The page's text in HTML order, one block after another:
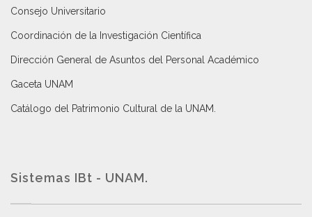
Consejo Universitario
Coordinación de la Investigación Científica
Dirección General de Asuntos del Personal Académico
Gaceta UNAM
Catálogo del Patrimonio Cultural de la UNAM.
Sistemas IBt - UNAM.